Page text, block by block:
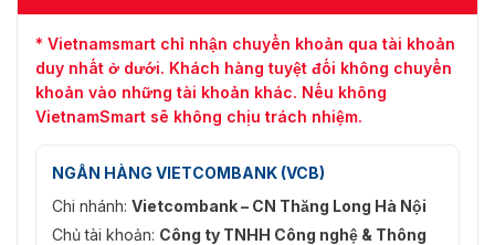
* Vietnamsmart chỉ nhận chuyển khoản qua tài khoản
duy nhất ở dưới. Khách hàng tuyệt đối không chuyển
khoản vào những tài khoản khác. Nếu không
VietnamSmart sẽ không chịu trách nhiệm.
NGÂN HÀNG VIETCOMBANK (VCB)
Chi nhánh: Vietcombank – CN Thăng Long Hà Nội
Chủ tài khoản: Công ty TNHH Công nghệ & Thông